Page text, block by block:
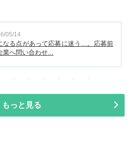
05/14
なる点があって応募に迷う…。応募前
業へ問い合わせ...
もっと見る